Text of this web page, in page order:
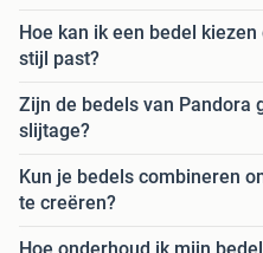
Hoe kan ik een bedel
stijl past?
Zijn de bedels van Pandora
slijtage?
Kun je bedels combineren
te creëren?